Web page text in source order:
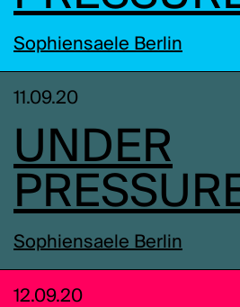
Sophiensaele Berlin
11.09.20
UNDER
Sophiensaele Berlin
12.09.20